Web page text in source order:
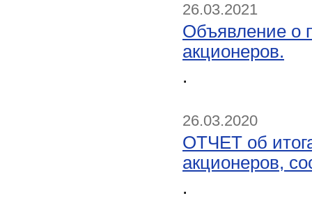
26.03.2021
Объявление о
акционеров.
.
26.03.2020
ОТЧЕТ об
акционеров,
.